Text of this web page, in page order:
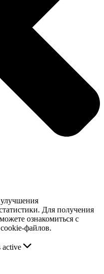
Для получения
ознакомиться с
файлов.
active